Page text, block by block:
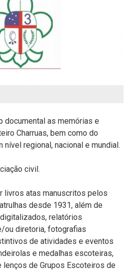
documental as memórias e
Charruas, bem como do
regional, nacional e mundial.
civil.
livros atas manuscritos pelos
atrulhas desde 1931, além de
relatórios
ou diretoria, fotografias
de atividades e eventos
e medalhas escoteiras,
lenços de Grupos Escoteiros de